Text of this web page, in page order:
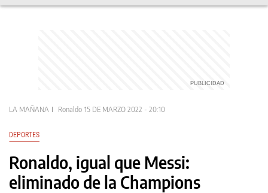
LA MAÑANA Ronaldo 15 DE MARZO 2022 - 20:10
DEPORTES
Ronaldo, igual que Messi:
eliminado de la Champions